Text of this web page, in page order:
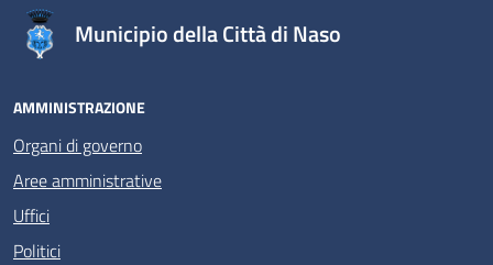
Municipio della Città di Naso
AMMINISTRAZIONE
Organi di governo
Aree amministrative
Uffici
Politici